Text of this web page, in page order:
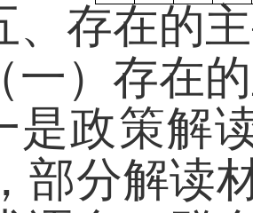
、存在的
（一）存在
是政策解
部分解读